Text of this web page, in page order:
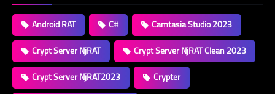
Android RAT C#
Camtasia Studio 2023
Crypt Server NjRAT
Crypt Server NjRAT Clean 2023
Crypt Server NjRAT2023
Crypter